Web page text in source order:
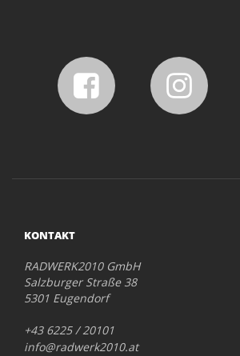
KONTAKT
RADWERK2010 GmbH
Salzburger Straße 38
5301 Eugendorf
+43 6225 / 20101
info@radwerk2010.at